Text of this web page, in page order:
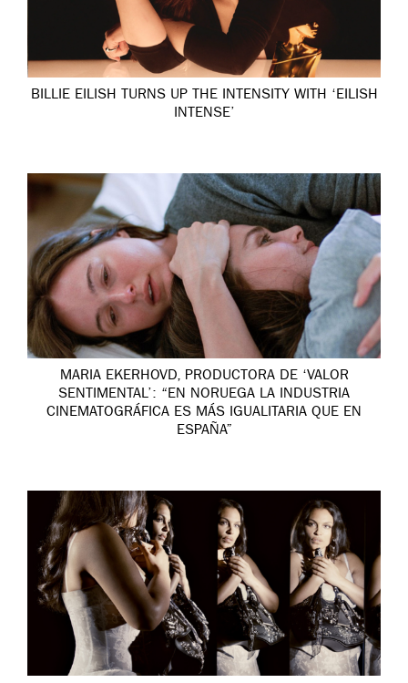
BILLIE EILISH TURNS UP THE INTENSITY WITH ‘EILISH
INTENSE’
MARIA EKERHOVD, PRODUCTORA DE ‘VALOR
SENTIMENTAL’: “EN NORUEGA LA INDUSTRIA
CINEMATOGRÁFICA ES MÁS IGUALITARIA QUE EN
ESPAÑA”